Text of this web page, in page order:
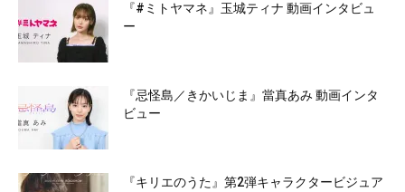
『#ミトヤマネ』玉城ティナ 動画インタビュ
ー
『忌怪島／きかいじま』當真あみ 動画インタ
ビュー
『キリエのうた』第2弾キャラクタービジュア